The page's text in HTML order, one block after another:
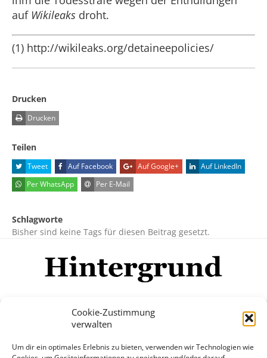
Cookie-Zustimmung
verwalten
Um dir ein optimales Erlebnis zu bieten, verwenden wir Technologien wie
auf Wikileaks droht.
(1) http://wikileaks.org/detaineepolicies/
Drucken
Drucken
Teilen
Tweet Auf Facebook Auf Google+
Auf LinkedIn
Per WhatsApp
Per E-Mail
Schlagworte
Bisher sind keine Tags für diesen Beitrag gesetzt.
Mehr